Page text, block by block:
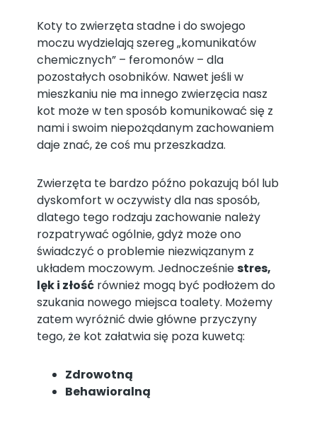
Koty to zwierzęta stadne i do swojego
moczu wydzielają szereg „komunikatów
chemicznych” – feromonów – dla
pozostałych osobników. Nawet jeśli w
mieszkaniu nie ma innego zwierzęcia nasz
kot może w ten sposób komunikować się z
nami i swoim niepożądanym zachowaniem
daje znać, że coś mu przeszkadza.
Zwierzęta te bardzo późno pokazują ból lub
dyskomfort w oczywisty dla nas sposób,
dlatego tego rodzaju zachowanie należy
rozpatrywać ogólnie, gdyż może ono
świadczyć o problemie niezwiązanym z
układem moczowym. Jednocześniestres,
lęk i złość również mogą być podłożem do
szukania nowego miejsca toalety. Możemy
zatem wyróżnić dwie główne przyczyny
tego, że kot załatwia się poza kuwetą:
Zdrowotną
Behawioralną